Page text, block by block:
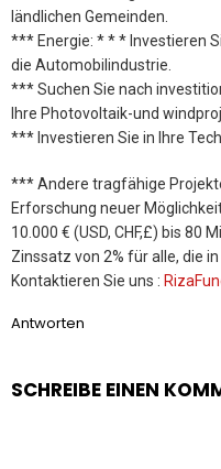
ländlichen Gemeinden.
*** Energie: * * * Investieren
die Automobilindustrie.
*** Suchen Sie nach
Ihre Photovoltaik-und
*** Investieren Sie in Ihre
*** Andere tragfähige
Erforschung neuer
10.000 € (USD, CHF,£) bis 80
Zinssatz von 2% für alle, die
Kontaktieren Sie uns :
Antworten
SCHREIBE EINEN